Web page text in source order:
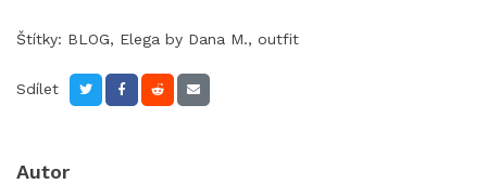
Štítky: BLOG, Elega by Dana M., outfit
Sdílet
Autor